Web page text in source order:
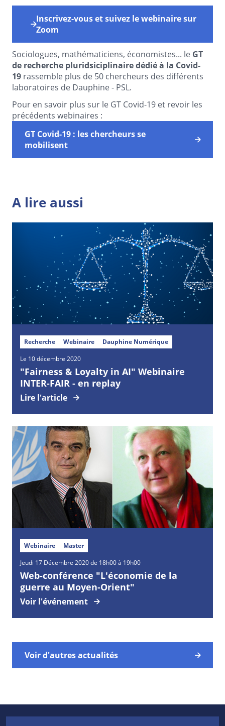
Inscrivez-vous et suivez le webinaire sur
Zoom
Sociologues, mathématiciens, économistes... le GT
de recherche pluridsiciplinaire dédié à la Covid-
19 rassemble plus de 50 chercheurs des différents
laboratoires de Dauphine - PSL.
Pour en savoir plus sur le GT Covid-19 et revoir les
précédents webinaires :
GT Covid-19 : les chercheurs se
mobilisent
A lire aussi
Recherche Webinaire Dauphine Numérique
Le 10 décembre 2020
"Fairness & Loyalty in AI" Webinaire
INTER-FAIR - en replay
Lire l'article
Webinaire Master
Jeudi 17 Décembre 2020 de 18h00 à 19h00
Web-conférence "L'économie de la
guerre au Moyen-Orient"
Voir l'événement
Voir d'autres actualités